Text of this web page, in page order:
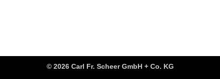
© 2026 Carl Fr. Scheer GmbH + Co. KG